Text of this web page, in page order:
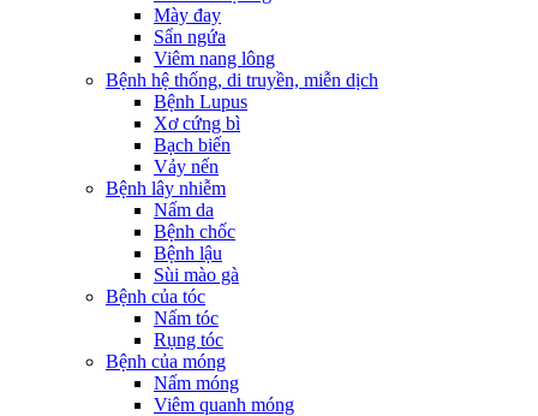
Mày đay
Sẩn ngứa
Viêm nang lông
Bệnh hệ thống, di truyền, miễn dịch
Bệnh Lupus
Xơ cứng bì
Bạch biến
Vảy nến
Bệnh lây nhiễm
Nấm da
Bệnh chốc
Bệnh lậu
Sùi mào gà
Bệnh của tóc
Nấm tóc
Rụng tóc
Bệnh của móng
Nấm móng
Viêm quanh móng